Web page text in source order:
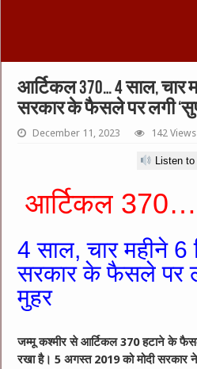
आर्टिकल 370… 4 साल, चार
सरकार के फैसले पर लगी
December 11, 2023 142 Views
Listen
आर्टिकल 370…
4 साल, चार महीने 6
सरकार के फैसले पर
मुहर
जम्मू कश्मीर से आर्टिकल 370 हटाने के
रखा है। 5 अगस्त 2019 को मोदी